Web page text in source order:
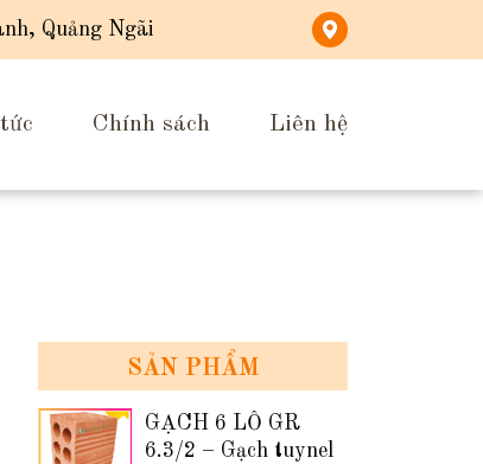
Quảng Ngãi
Chính sách Liên hệ
SẢN PHẨM
GẠCH 6 LỖ GR
6.3/2 – Gạch tuynel